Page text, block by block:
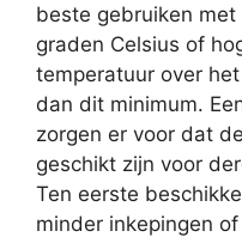
beste gebruiken
graden Celsius of
temperatuur over
dan dit minimum.
zorgen er voor dat
geschikt zijn voor
Ten eerste
minder inkepingen